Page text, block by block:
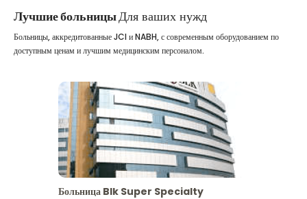
Лучшие больницыДля ваших нужд
Больницы, аккредитованные JCI и NABH, с современным оборудованием по
доступным ценам и лучшим медицинским персоналом.
Больница Blk Super Specialty